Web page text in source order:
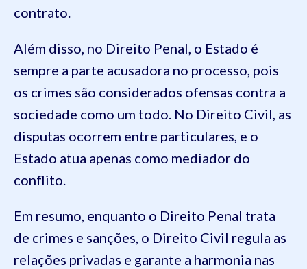
contrato.
Além disso, no Direito Penal, o Estado é
sempre a parte acusadora no processo, pois
os crimes são considerados ofensas contra a
sociedade como um todo. No Direito Civil, as
disputas ocorrem entre particulares, e o
Estado atua apenas como mediador do
conflito.
Em resumo, enquanto o Direito Penal trata
de crimes e sanções, o Direito Civil regula as
relações privadas e garante a harmonia nas